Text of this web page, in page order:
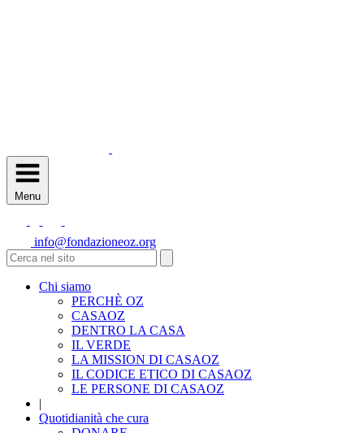
Menu
info@fondazioneoz.org
Chi siamo
PERCHÈ OZ
CASAOZ
DENTRO LA CASA
IL VERDE
LA MISSION DI CASAOZ
IL CODICE ETICO DI CASAOZ
LE PERSONE DI CASAOZ
|
Quotidianità che cura